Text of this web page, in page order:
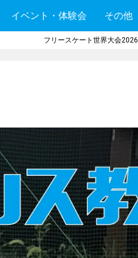
イベント・体験会 その他
フリースケート世界大会2026